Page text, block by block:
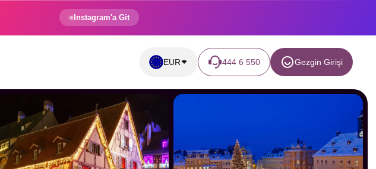
Instagram'a Git
EUR 444 6 550 Gezgin Girişi